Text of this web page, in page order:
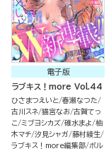
電子版
ラブキス！more Vol.44
ひさまつえいと 春瀬なつた
古川スネ 猫宮なお 古賀てっ
こ ミブヨシカズ 碓水まよ 柚
木マチ 汐見シャガ 藤村綾生
ラブキス！more編集部 ボル